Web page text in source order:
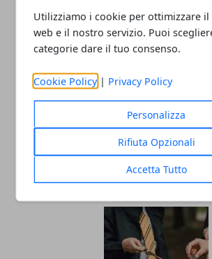
Utilizziamo i cookie per ottimizzare
web e il nostro servizio. Puoi
categorie dare il tuo consenso.
Cookie Policy | Privacy Policy
Personalizza
Rifiuta Opzionali
Accetta Tutto
Redazione
ARTICOLI CORRELATI